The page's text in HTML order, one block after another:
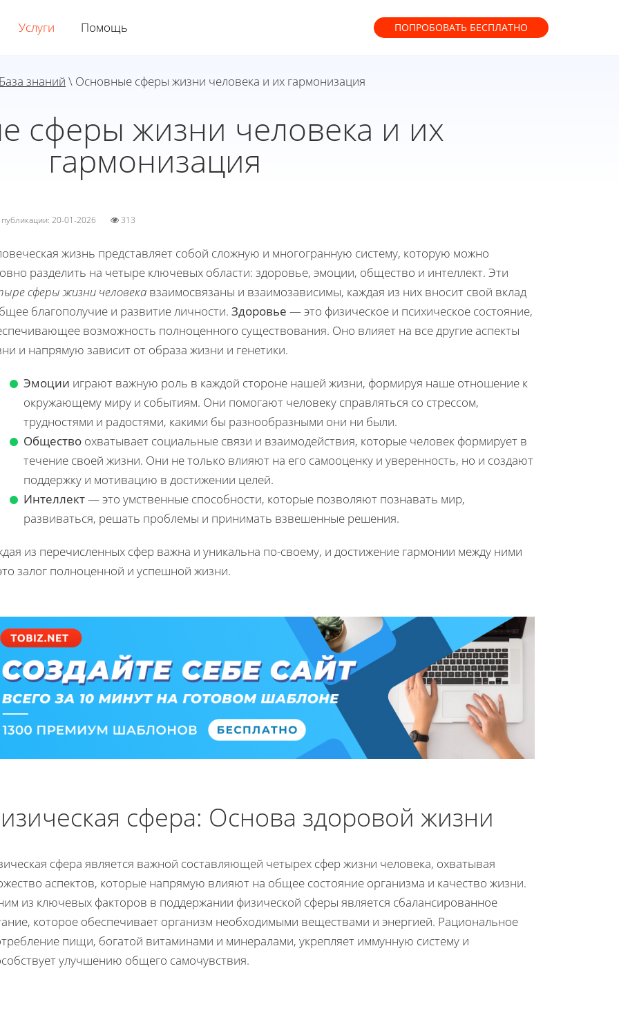
Услуги Помощь ПОПРОБОВАТЬ БЕСПЛАТНО
знаний \ Основные сферы жизни человека и их гармонизация
сферы жизни человека и их
гармонизация
публикации: 20-01-2026 313
жизнь представляет собой сложную и многогранную систему, которую можно
разделить на четыре ключевых области: здоровье, эмоции, общество и интеллект. Эти
сферы жизни человека взаимосвязаны и взаимозависимы, каждая из них вносит свой вклад
благополучие и развитие личности. Здоровье — это физическое и психическое состояние,
возможность полноценного существования. Оно влияет на все другие аспекты
и напрямую зависит от образа жизни и генетики.
Эмоции играют важную роль в каждой стороне нашей жизни, формируя наше отношение к
окружающему миру и событиям. Они помогают человеку справляться со стрессом,
трудностями и радостями, какими бы разнообразными они ни были.
Общество охватывает социальные связи и взаимодействия, которые человек формирует в
течение своей жизни. Они не только влияют на его самооценку и уверенность, но и создают
поддержку и мотивацию в достижении целей.
Интеллект— это умственные способности, которые позволяют познавать мир,
развиваться, решать проблемы и принимать взвешенные решения.
из перечисленных сфер важна и уникальна по-своему, и достижение гармонии между ними
залог полноценной и успешной жизни.
сфера: Основа здоровой жизни
сфера является важной составляющей четырех сфер жизни человека, охватывая
аспектов, которые напрямую влияют на общее состояние организма и качество жизни.
из ключевых факторов в поддержании физической сферы является сбалансированное
которое обеспечивает организм необходимыми веществами и энергией. Рациональное
пищи, богатой витаминами и минералами, укрепляет иммунную систему и
улучшению общего самочувствия.